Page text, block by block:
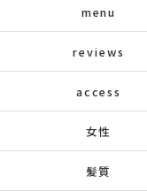
menu
reviews
access
女性
髪質